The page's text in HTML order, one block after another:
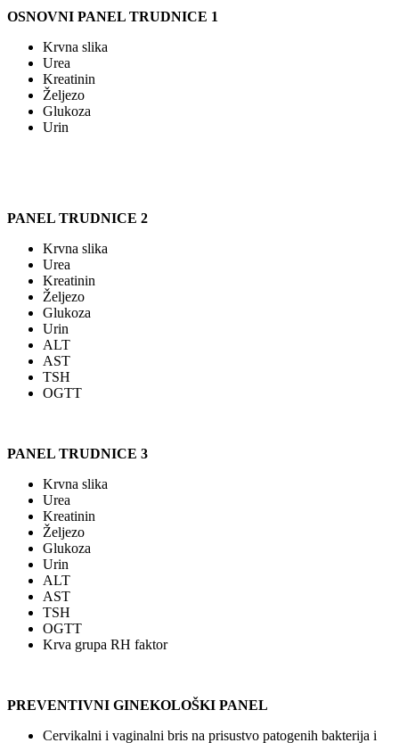
OSNOVNI PANEL TRUDNICE 1
Krvna slika
Urea
Kreatinin
Željezo
Glukoza
Urin
PANEL TRUDNICE 2
Krvna slika
Urea
Kreatinin
Željezo
Glukoza
Urin
ALT
AST
TSH
OGTT
PANEL TRUDNICE 3
Krvna slika
Urea
Kreatinin
Željezo
Glukoza
Urin
ALT
AST
TSH
OGTT
Krva grupa RH faktor
PREVENTIVNI GINEKOLOŠKI PANEL
Cervikalni i vaginalni bris na prisustvo patogenih bakterija i